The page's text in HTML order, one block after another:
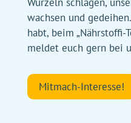
wachsen und
habt, beim „Nährstoffi-
meldet euch gern bei
Mitmach-Interesse!